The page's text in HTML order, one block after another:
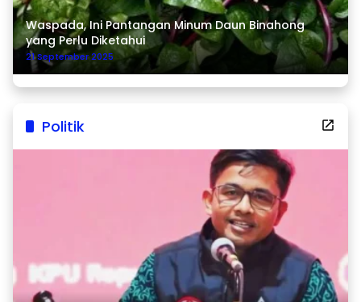
Waspada, Ini Pantangan Minum Daun Binahong
yang Perlu Diketahui
21 September 2025
Politik